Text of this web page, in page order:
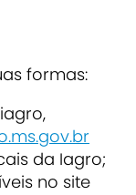
formas:
da Iagro;
no site